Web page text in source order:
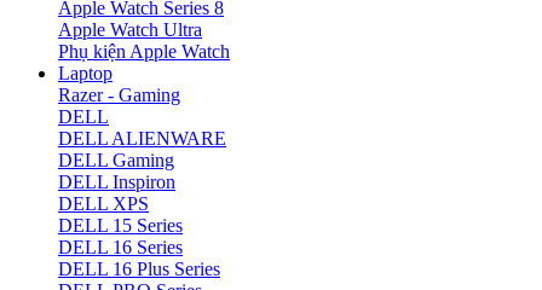
Apple Watch Series 8
Apple Watch Ultra
Phụ kiện Apple Watch
Laptop
Razer - Gaming
DELL
DELL ALIENWARE
DELL Gaming
DELL Inspiron
DELL XPS
DELL 15 Series
DELL 16 Series
DELL 16 Plus Series